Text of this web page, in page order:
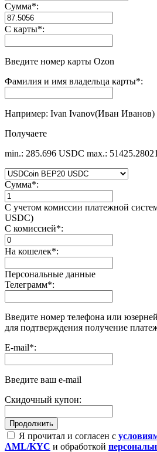
Сумма*:
С карты*:
Введите номер карты Ozon
Фамилия и имя владельца карты*:
Например: Ivan Ivanov(Иван Иванов)
Получаете
min.: 285.696 USDC max.:
Сумма*:
С учетом комиссии платежной
USDC)
С комиссией*:
На кошелек*:
Персональные данные
Телеграмм*:
Введите номер телефона или
для подтверждения получение
E-mail*:
Введите ваш e-mail
Скидочный купон:
Я прочитал и согласен с
AML/KYC и обработкой